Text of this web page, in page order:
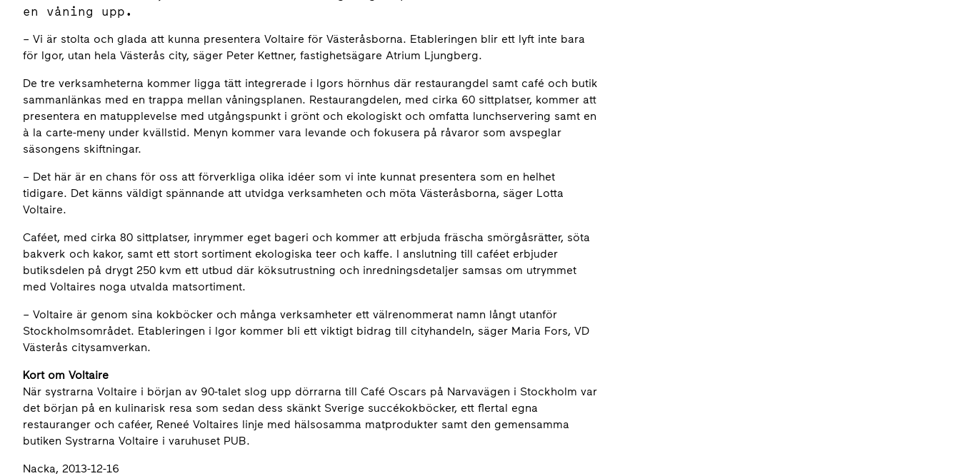
en våning upp.
– Vi är stolta och glada att kunna presentera Voltaire för Västeråsborna. Etableringen blir ett lyft inte bara
för Igor, utan hela Västerås city, säger Peter Kettner, fastighetsägare Atrium Ljungberg.
De tre verksamheterna kommer ligga tätt integrerade i Igors hörnhus där restaurangdel samt café och butik
sammanlänkas med en trappa mellan våningsplanen. Restaurangdelen, med cirka 60 sittplatser, kommer att
presentera en matupplevelse med utgångspunkt i grönt och ekologiskt och omfatta lunchservering samt en
à la carte-meny under kvällstid. Menyn kommer vara levande och fokusera på råvaror som avspeglar
säsongens skiftningar.
– Det här är en chans för oss att förverkliga olika idéer som vi inte kunnat presentera som en helhet
tidigare. Det känns väldigt spännande att utvidga verksamheten och möta Västeråsborna, säger Lotta
Voltaire.
Caféet, med cirka 80 sittplatser, inrymmer eget bageri och kommer att erbjuda fräscha smörgåsrätter, söta
bakverk och kakor, samt ett stort sortiment ekologiska teer och kaffe. I anslutning till caféet erbjuder
butiksdelen på drygt 250 kvm ett utbud där köksutrustning och inredningsdetaljer samsas om utrymmet
med Voltaires noga utvalda matsortiment.
– Voltaire är genom sina kokböcker och många verksamheter ett välrenommerat namn långt utanför
Stockholmsområdet. Etableringen i Igor kommer bli ett viktigt bidrag till cityhandeln, säger Maria Fors, VD
Västerås citysamverkan.
Kort om Voltaire
När systrarna Voltaire i början av 90-talet slog upp dörrarna till Café Oscars på Narvavägen i Stockholm var
det början på en kulinarisk resa som sedan dess skänkt Sverige succékokböcker, ett flertal egna
restauranger och caféer, Reneé Voltaires linje med hälsosamma matprodukter samt den gemensamma
butiken Systrarna Voltaire i varuhuset PUB.
Nacka, 2013-12-16